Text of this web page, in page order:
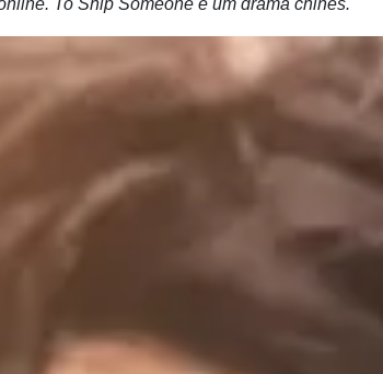
To Ship Someone é um drama chinês.